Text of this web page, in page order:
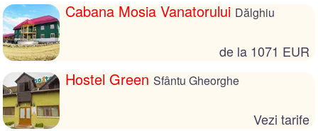
Cabana Mosia Vanatorului Dălghiu
de la 1071 EUR
Hostel Green Sfântu Gheorghe
Vezi tarife